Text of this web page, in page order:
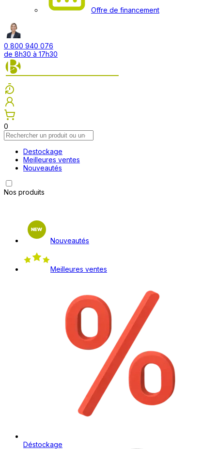
Offre de financement
0 800 940 076
de 8h30 à 17h30
0
Destockage
Meilleures ventes
Nouveautés
Nos produits
Nouveautés
Meilleures ventes
Déstockage